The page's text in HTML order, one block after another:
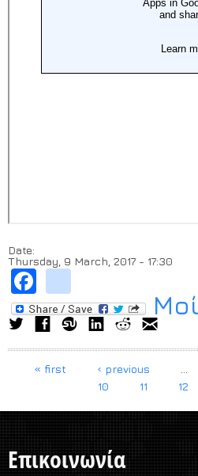
Date:
Thursday, 9 March, 2017 - 17:30
Pages
« first ‹ previous
10
11 12
Επικοινωνία